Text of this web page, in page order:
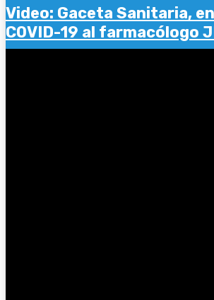
Video: Gaceta Sanitaria,
COVID-19 al farmacólogo